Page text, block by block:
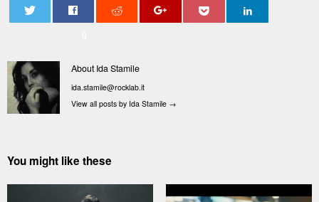
About Ida Stamile
ida.stamile@rocklab.it
View all posts by Ida Stamile →
You might like these